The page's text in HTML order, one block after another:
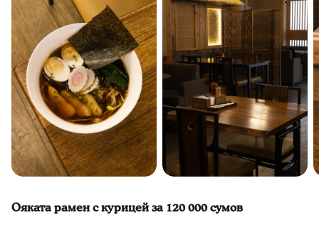
Ояката рамен с курицей за 120 000 сумов